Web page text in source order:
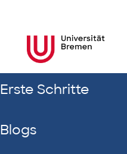
Erste Schritte
Blogs